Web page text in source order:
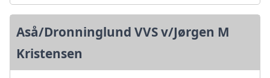
Aså/Dronninglund VVS v/Jørgen M
Kristensen